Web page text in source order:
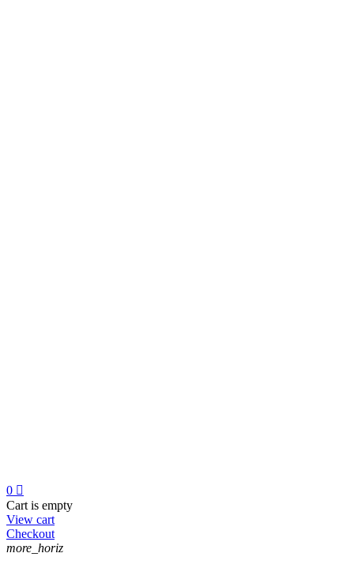
0 
Cart is empty
View cart
Checkout
more_horiz